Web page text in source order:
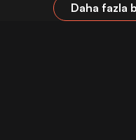
Daha fazla